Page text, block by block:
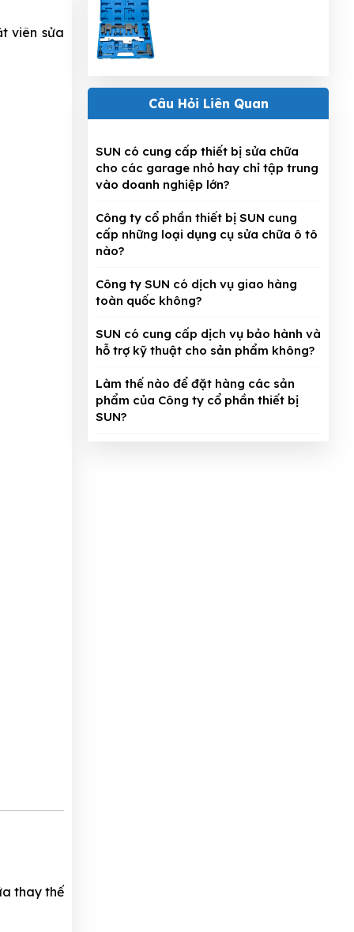
viên sửa
thay thế
Câu Hỏi Liên Quan
SUN có cung cấp thiết bị sửa chữa
cho các garage nhỏ hay chỉ tập trung
vào doanh nghiệp lớn?
Công ty cổ phần thiết bị SUN cung
cấp những loại dụng cụ sửa chữa ô tô
nào?
Công ty SUN có dịch vụ giao hàng
toàn quốc không?
SUN có cung cấp dịch vụ bảo hành và
hỗ trợ kỹ thuật cho sản phẩm không?
Làm thế nào để đặt hàng các sản
phẩm của Công ty cổ phần thiết bị
SUN?